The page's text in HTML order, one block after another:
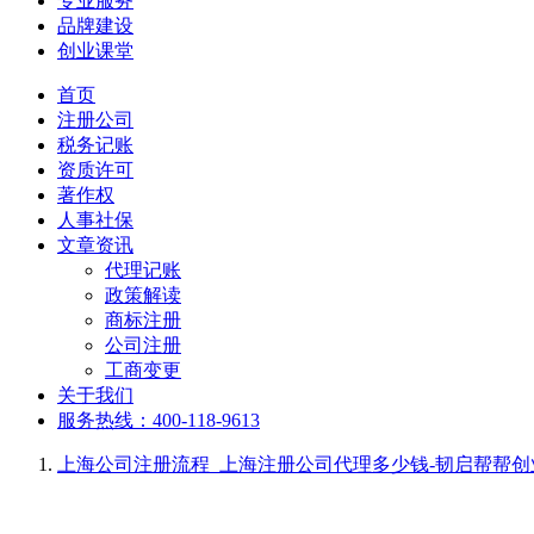
品牌建设
创业课堂
首页
注册公司
税务记账
资质许可
著作权
人事社保
文章资讯
代理记账
政策解读
商标注册
公司注册
工商变更
关于我们
服务热线：400-118-9613
上海公司注册流程_上海注册公司代理多少钱-韧启帮帮创